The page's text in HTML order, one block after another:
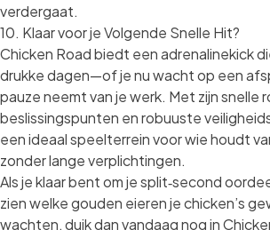
verdergaat.
10. Klaar voor je Volgende Snelle Hit?
Chicken Road biedt een adrenalinekick
drukke dagen—of je nu wacht op een
pauze neemt van je werk. Met zijn snelle
beslissingspunten en robuuste
een ideaal speelterrein voor wie houdt
zonder lange verplichtingen.
Als je klaar bent om je split‑second
zien welke gouden eieren je chicken’s
wachten, duik dan vandaag nog in